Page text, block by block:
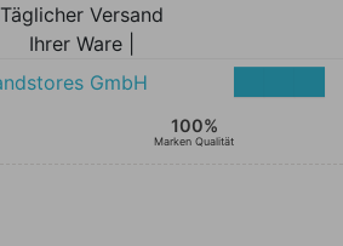
Täglicher Versand
Ihrer Ware |
100%
Marken Qualität